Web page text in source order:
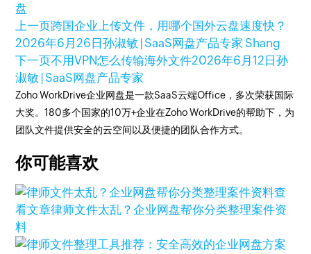
盘
上一页跨国企业上传文件，用哪个国外云盘速度快？
2026年6月26日孙淑敏 | SaaS网盘产品专家 Shang
下一页不用VPN怎么传输海外文件2026年6月12日孙
淑敏 | SaaS网盘产品专家
Zoho WorkDrive企业网盘是一款SaaS云端Office，多次荣获国际
大奖。180多个国家的10万+企业在Zoho WorkDrive的帮助下，为
团队文件提供安全的云空间以及便捷的团队合作方式。
你可能喜欢
查
看文章律师文件太乱？企业网盘帮你分类整理案件资
料